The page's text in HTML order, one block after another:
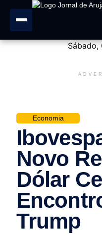
Economia
Novo
Dólar
Trump